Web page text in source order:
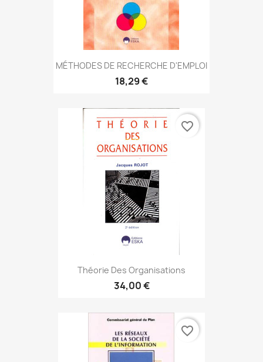
MÉTHODES DE RECHERCHE D'EMPLOI
18,29 €
Théorie Des Organisations
34,00 €
favorite_border
favorite_border